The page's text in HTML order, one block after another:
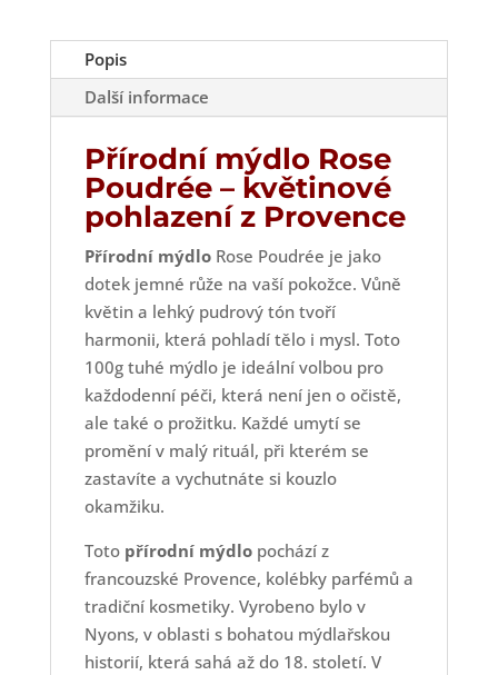
Popis
Další informace
Přírodní mýdlo Rose
Poudrée – květinové
pohlazení z Provence
Přírodní mýdloRose Poudrée je jako
dotek jemné růže na vaší pokožce. Vůně
květin a lehký pudrový tón tvoří
harmonii, která pohladí tělo i mysl. Toto
100g tuhé mýdlo je ideální volbou pro
každodenní péči, která není jen o očistě,
ale také o prožitku. Každé umytí se
promění v malý rituál, při kterém se
zastavíte a vychutnáte si kouzlo
okamžiku.
Toto přírodní mýdlopochází z
francouzské Provence, kolébky parfémů a
tradiční kosmetiky. Vyrobeno bylo v
Nyons, v oblasti s bohatou mýdlařskou
historií, která sahá až do 18. století. V